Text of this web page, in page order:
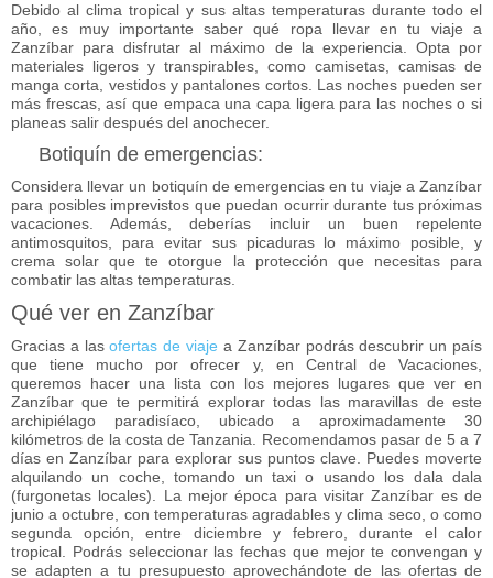
Debido al clima tropical y sus altas temperaturas durante todo el
año, es muy importante saber qué ropa llevar en tu viaje a
Zanzíbar para disfrutar al máximo de la experiencia. Opta por
materiales ligeros y transpirables, como camisetas, camisas de
manga corta, vestidos y pantalones cortos. Las noches pueden ser
más frescas, así que empaca una capa ligera para las noches o si
planeas salir después del anochecer.
Botiquín de emergencias:
Considera llevar un botiquín de emergencias en tu viaje a Zanzíbar
para posibles imprevistos que puedan ocurrir durante tus próximas
vacaciones. Además, deberías incluir un buen repelente
antimosquitos, para evitar sus picaduras lo máximo posible, y
crema solar que te otorgue la protección que necesitas para
combatir las altas temperaturas.
Qué ver en Zanzíbar
Gracias a lasofertas de viaje a Zanzíbar podrás descubrir un país
que tiene mucho por ofrecer y, en Central de Vacaciones,
queremos hacer una lista con los mejores lugares que ver en
Zanzíbar que te permitirá explorar todas las maravillas de este
archipiélago paradisíaco, ubicado a aproximadamente 30
kilómetros de la costa de Tanzania. Recomendamos pasar de 5 a 7
días en Zanzíbar para explorar sus puntos clave. Puedes moverte
alquilando un coche, tomando un taxi o usando los dala dala
(furgonetas locales). La mejorépoca para visitar Zanzíbar es de
junio a octubre, con temperaturas agradables y clima seco, o como
segunda opción, entre diciembre y febrero, durante el calor
tropical. Podrás seleccionar las fechas que mejor te convengan y
se adapten a tu presupuesto aprovechándote de las ofertas de